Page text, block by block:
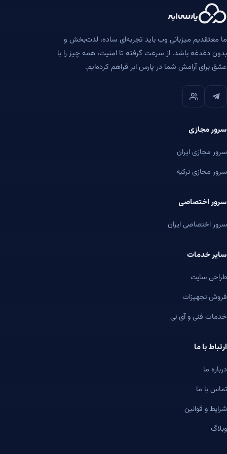
ما معتقدیم میزبانی وب باید تجربه‌ای ساده، لذت‌بخش و
بدون دغدغه باشد. از سرعت گرفته تا امنیت، همه چیز را با
عشق برای آرامش شما در پارس ابر فراهم کرده‌ایم.
سرور مجازی
سرور مجازی ایران
سرور مجازی ترکیه
سرور اختصاصی
سرور اختصاصی ایران
سایر خدمات
طراحی سایت
فروش تجهیزات
خدمات فنی و آی تی
ارتباط با ما
درباره ما
تماس با ما
شرایط و قوانین
وبلاگ